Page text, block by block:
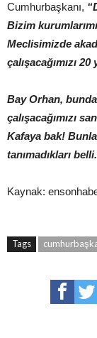
Cumhurbaşkanı,
Bizim
Meclisimizde
çalışacağımızı
Bay Orhan,
çalışacağımızı
Kafaya bak!
tanımadıkları
Kaynak:
Tags